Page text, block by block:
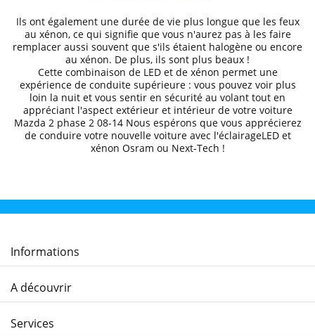
Ils ont également une durée de vie plus longue que les feux
au xénon, ce qui signifie que vous n'aurez pas à les faire
remplacer aussi souvent que s'ils étaient halogène ou encore
au xénon. De plus, ils sont plus beaux !
Cette combinaison de LED et de xénon permet une
expérience de conduite supérieure: vous pouvez voir plus
loin la nuit et vous sentir en sécurité au volant tout en
appréciant l'aspect extérieur et intérieur de votre voiture
Mazda 2 phase 2 08-14 Nous espérons que vous apprécierez
de conduirevotre nouvelle voiture avec l'éclairageLED et
xénon Osram ou Next-Tech !
Informations
A découvrir
Services